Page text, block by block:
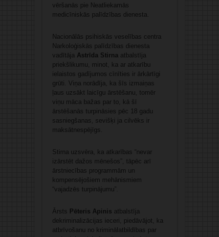
vēršanās pie Neatliekamās
medicīniskās palīdzības dienesta.
Nacionālās psihiskās veselības centra
Narkoloģiskās palīdzības dienesta
vadītāja Astrīda Stirna atbalstīja
priekšlikumu, minot, ka ar atkarību
ielaistos gadījumos cīnīties ir ārkārtīgi
grūti. Viņa norādīja, ka šīs izmaiņas
ļaus uzsākt laicīgu ārstēšanu, tomēr
viņu māca bažas par to, kā šī
ārstēšanās turpināsies pēc 18 gadu
sasniegšanas, sevišķi ja cilvēks ir
maksātnespējīgs.
Stirna uzsvēra, ka atkarības “nevar
izārstēt dažos mēnešos”, tāpēc arī
ārstniecības programmām un
kompensējošiem mehānismiem
“vajadzēs turpinājumu”.
Ārsts Pēteris Apinis atbalstīja
dekriminalizācijas ieceri, piedāvājot, ka
atbrīvošanu no kriminālatbildības par